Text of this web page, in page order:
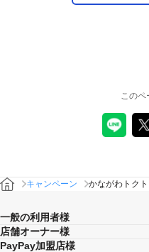
この
キャンペーン かながわトク
一般の利用者様
店舗オーナー様
PayPay加盟店様